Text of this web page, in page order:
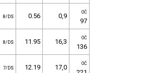
8/DS 0.56 0,9 OČ
97
8/DS 11.95 16,3 OČ
136
7/DS 12.19 17,0 OČ